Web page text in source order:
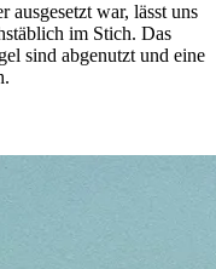
ausgesetzt war, lässt uns
im Stich. Das
sind abgenutzt und eine